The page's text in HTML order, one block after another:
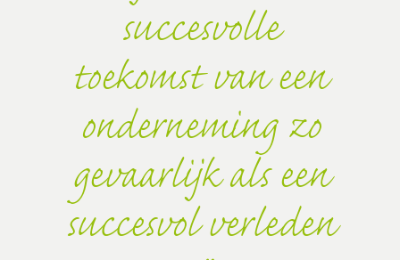
succesvolle
toekomst van een
onderneming zo
gevaarlijk als een
succesvol verleden